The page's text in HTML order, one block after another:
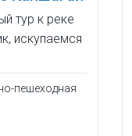
тур к реке
искупаемся
пешеходная